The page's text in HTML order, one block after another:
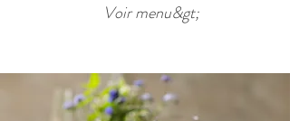
Voir menu&gt;